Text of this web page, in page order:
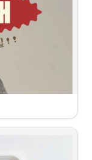
은 사진집
은 청년들은
웃음소리를 가득 퍼